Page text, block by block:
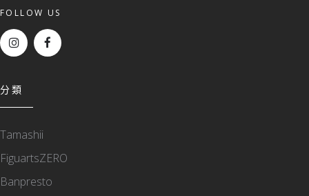
FOLLOW US
分類
Tamashii
FiguartsZERO
Banpresto